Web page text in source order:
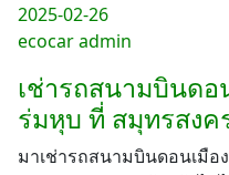
2025-02-26
ecocar admin
เช่ารถสนามบินดอ
ร่มหุบ ที่ สมุทรสงค
มาเช่ารถสนามบินดอนเมือ